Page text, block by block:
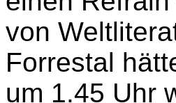
von
Forrestal
um 1.45 Uhr